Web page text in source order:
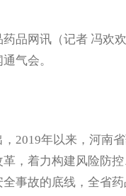
药品网讯（记者 冯欢
气会。
2019年以来，河南
革，着力构建风险防
事故的底线，全省